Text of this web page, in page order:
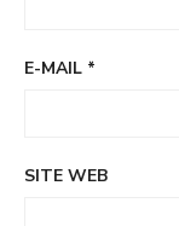
E-MAIL *
SITE WEB